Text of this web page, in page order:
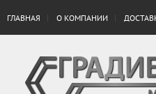
ГЛАВНАЯ О КОМПАНИИ